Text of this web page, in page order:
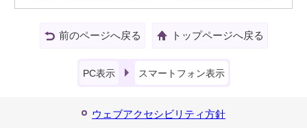
前のページへ戻る トップページへ戻る
PC表示 スマートフォン表示
ウェブアクセシビリティ方針